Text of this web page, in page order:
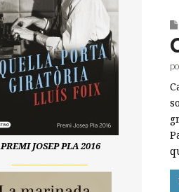
PREMI JOSEP PLA 2016